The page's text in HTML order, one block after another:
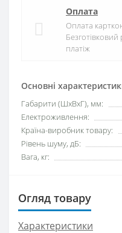
Основні
Габарити (ШxВxГ), мм:
Електроживлення:
Країна-виробник товару:
Рівень шуму, дБ:
Вага, кг:
Оплата
Оплата
платіж
Огляд товару
Характеристики